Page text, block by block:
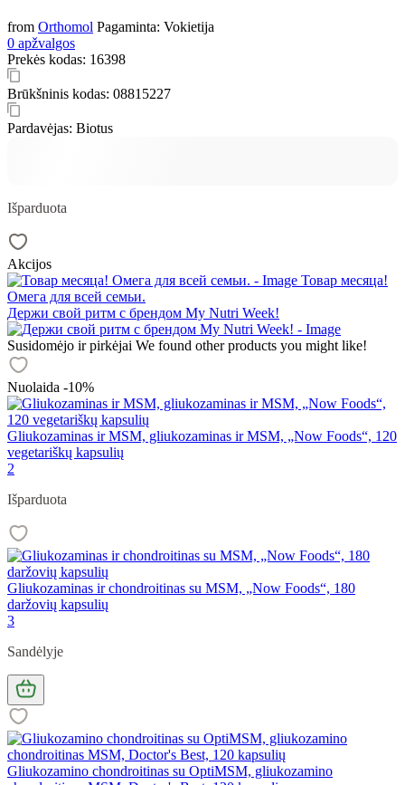
from Orthomol Pagaminta: Vokietija
0 apžvalgos
Prekės kodas: 16398
Brūkšninis kodas: 08815227
Pardavėjas: Biotus
Išparduota
Akcijos
Товар месяца!
Омега для всей семьи.
Держи свой ритм с брендом My Nutri Week!
Susidomėjo ir pirkėjai We found other products you might like!
Nuolaida -10%
Gliukozaminas ir MSM, gliukozaminas ir MSM, „Now Foods“, 120
vegetariškų kapsulių
2
Išparduota
Gliukozaminas ir chondroitinas su MSM, „Now Foods“, 180
daržovių kapsulių
3
Sandėlyje
Gliukozamino chondroitinas su OptiMSM, gliukozamino